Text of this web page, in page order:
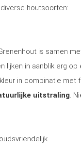
houtsoorten:
is samen
in aanblik erg op
in combinatie met
uitstraling.